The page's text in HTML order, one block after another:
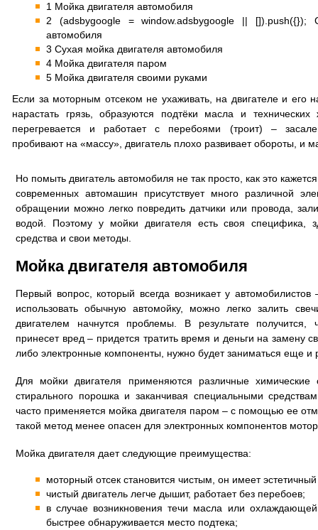
1 Мойка двигателя автомобиля
2 (adsbygoogle = window.adsbygoogle || []).push({});
автомобиля
3 Сухая мойка двигателя автомобиля
4 Мойка двигателя паром
5 Мойка двигателя своими руками
Если за моторным отсеком не ухаживать, на двигателе и его
нарастать грязь, образуются подтёки масла и
перегревается и работает с перебоями (троит) –
пробивают на «массу», двигатель плохо развивает обороты, и
Но помыть двигатель автомобиля не так просто, как это
современных автомашин присутствует много различной
обращении можно легко повредить датчики или провода,
водой. Поэтому у мойки двигателя есть своя специфика,
средства и свои методы.
Мойка двигателя автомобиля
Первый вопрос, который всегда возникает у
использовать обычную автомойку, можно легко залить
двигателем начнутся проблемы. В результате получится,
принесет вред – придется тратить время и деньги на замену
либо электронные компоненты, нужно будет заниматься еще и
Для мойки двигателя применяются различные химические
стирального порошка и заканчивая специальными
часто применяется мойка двигателя паром – с помощью ее
такой метод менее опасен для электронных компонентов
Мойка двигателя дает следующие преимущества:
моторный отсек становится чистым, он имеет
чистый двигатель легче дышит, работает без перебоев;
в случае возникновения течи масла или
быстрее обнаруживается место подтека;